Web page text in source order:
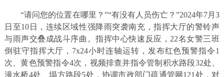
“请问您的位置在哪里？”“有没有人员伤亡？”2024年7月3
日至10日，连续区域性强降雨突袭南充，指挥大厅的警铃声
与雨声交叠成战斗序曲。指挥中心快速反应，22名女警三班
倒驻守指挥大厅，7x24小时连轴运转，发布红色预警指令1
次、黄色预警指令4次，视频排查并指令管制积水路段32处、
漫水桥4处、塌方路段5处，协调市政部门疏通管网121处，对